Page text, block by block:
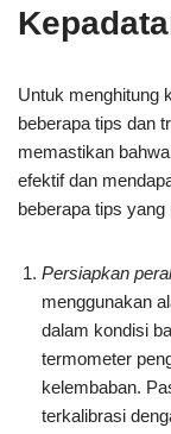
Untuk menghitung
beberapa tips dan
memastikan
efektif dan
beberapa tips yang
Persiapkan
menggunakan
dalam kondisi
termometer
kelembaban.
terkalibrasi